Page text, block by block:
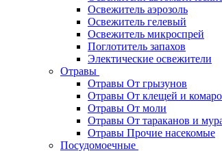
Освежитель аэрозоль
Освежитель гелевый
Освежитель микроспрей
Поглотитель запахов
Электические освежители
Отравы
Отравы От грызунов
Отравы От клещей и
Отравы От моли
Отравы От тараканов и
Отравы Прочие насекомые
Посудомоечные